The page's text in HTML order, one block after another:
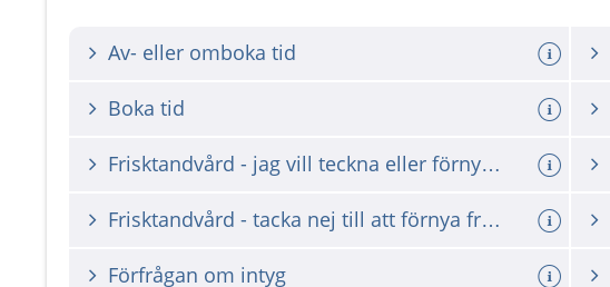
Av- eller omboka tid
Boka tid
Frisktandvård - jag vill teckna eller förnya befintligt avtal
Frisktandvård - tacka nej till att förnya frisktandvårdsavtal
Förfrågan om intyg